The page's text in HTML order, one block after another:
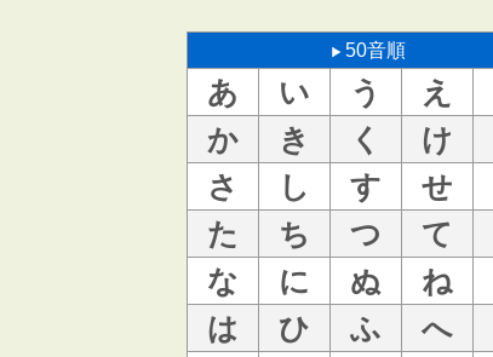
50音順
あ い う え
か
き く け
さ
し す せ
た
ち つ て
な
に ぬ ね
は
ひ ふ へ